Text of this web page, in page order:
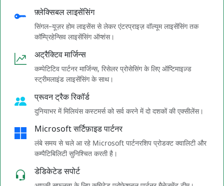
फ़्लेक्सिबल लाइसेंसिंग
सिंगल–यूज़र होम लाइसेंस से लेकर एंटरप्राइज़ वॉल्यूम लाइसेंसिंग तक
कॉम्प्रिहेन्सिव लाइसेंसिंग ऑप्शंस।
अट्रैक्टिव मार्जिन्स
कम्पेटिटिव पार्टनर मार्जिन्स, रिसेलर प्रोसेसिंग के लिए ऑप्टिमाइज़्ड
स्ट्रीमलाइंड लाइसेंसिंग के साथ।
प्रूवन ट्रैक रिकॉर्ड
दुनियाभर में मिलियंस कस्टमर्स को सर्व करने में दो दशकों की एक्सीलेंस।
Microsoft सर्टिफ़ाइड पार्टनर
लंबे समय से चले आ रहे Microsoft पार्टनरशिप प्रोडक्ट क्वालिटी और
कम्पैटिबिलिटी सुनिश्चित करती है।
डेडिकेटेड सपोर्ट